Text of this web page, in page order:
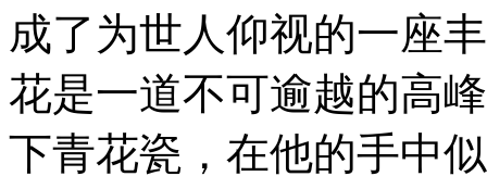
成了为世人仰视的一座
花是一道不可逾越的高
下青花瓷，在他的手中